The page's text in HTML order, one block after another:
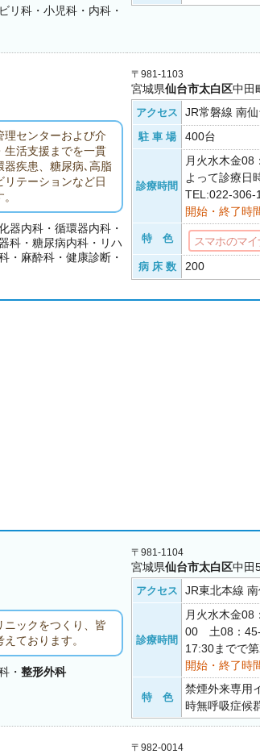
リ科・小児科・内科・
理センターおよび介
生活支援までを一貫
器疾患、糖尿病､高脂
テーションなど日
器内科・循環器内科・
科・糖尿病内科・リハ
・麻酔科・健康診断・
〒981-1103
宮城県仙台市太白区中田
アクセス JR常磐線 南
駐 車 場 400台
診療時間
月火水木金
よって診療日
TEL:022-306-
開始・終了時
特 色 スマホのマ
病 床 数 200
ニックをつくり、皆
ております。
・整形外科
〒981-1104
宮城県仙台市太白区中田
アクセス JR東北本線
診療時間
月火水木金
00 土08：
17:30までで
開始・終了時
特 色
禁煙外来専用
時無呼吸症候
〒982-0014